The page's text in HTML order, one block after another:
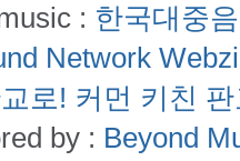
: 한국대중
Network
로! 커먼 키친
by : Beyond